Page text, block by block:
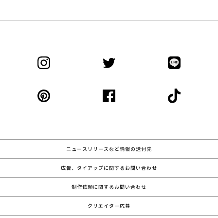
ニュースリリースなど情報の送付先
広告、タイアップに関するお問い合わせ
制作依頼に関するお問い合わせ
クリエイター応募